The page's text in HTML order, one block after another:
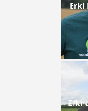
Erki
Erki